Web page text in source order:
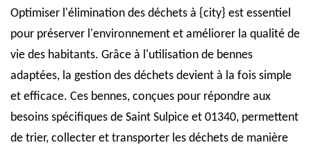
Optimiser l'élimination des déchets à {city} est essentiel
pour préserver l'environnement et améliorer la qualité de
vie des habitants. Grâce à l'utilisation de bennes
adaptées, la gestion des déchets devient à la fois simple
et efficace. Ces bennes, conçues pour répondre aux
besoins spécifiques de Saint Sulpice et 01340, permettent
de trier, collecter et transporter les déchets de manière